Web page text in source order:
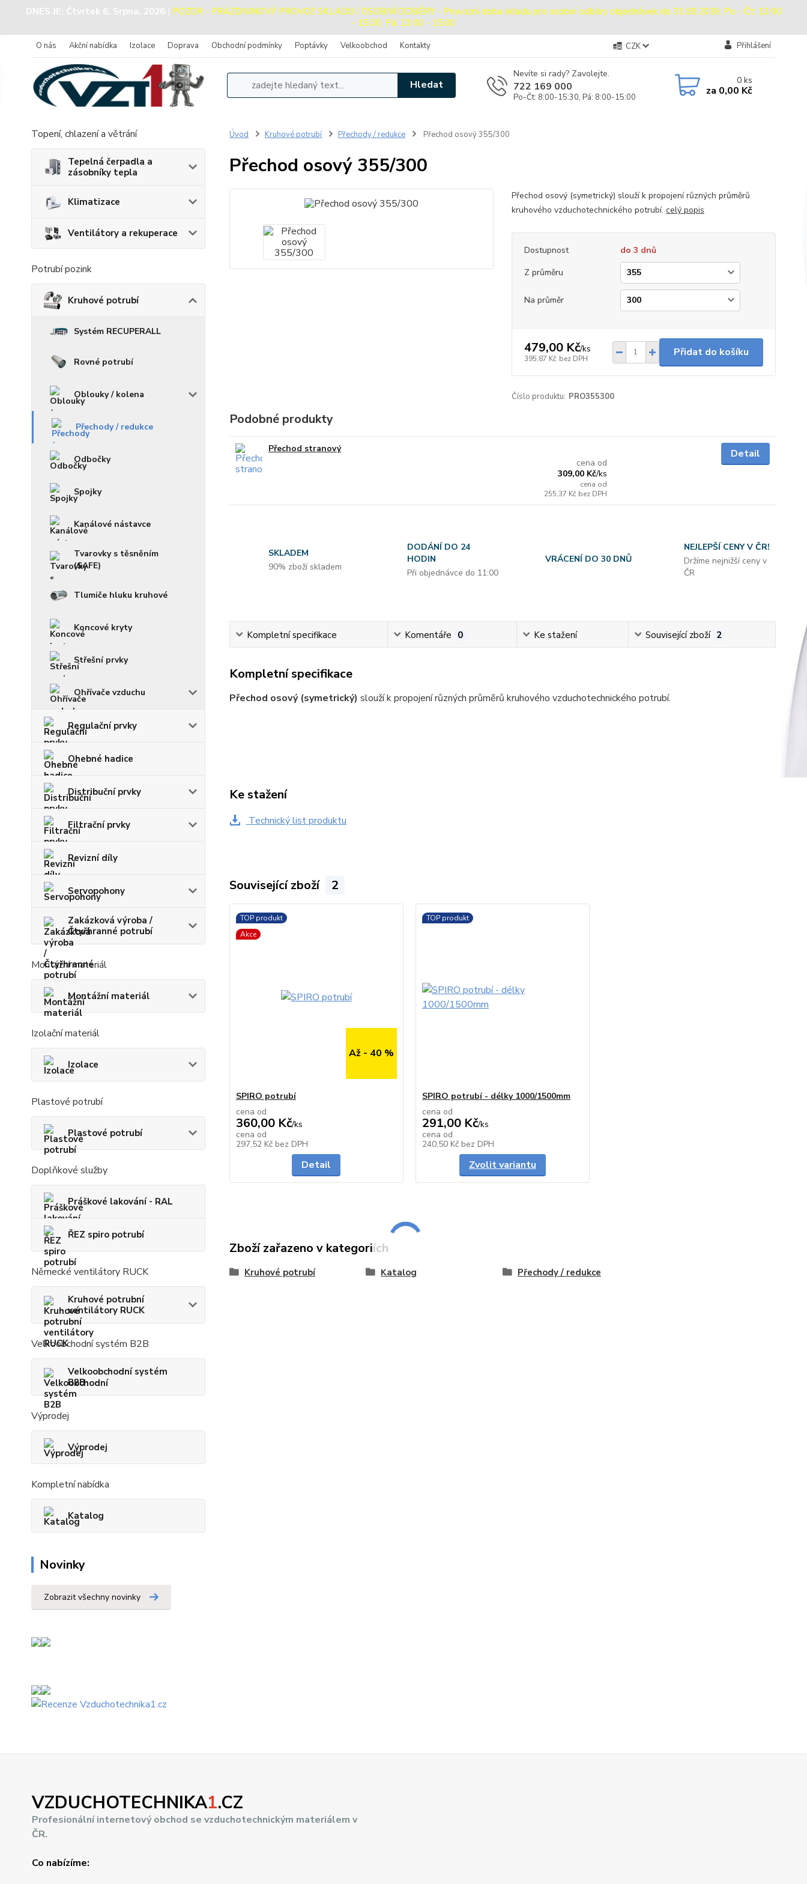
DNES JE: Čtvrtek 6. Srpna, 2026 | POZOR - PRÁZDNINOVÝ PROVOZ SKLADU / OSOBNÍ ODBĚRY - Provozní doba skladu pro osobní odběry objednávek do 31.08.2026: Po - Čt: 13:00
- 15:30, Pá: 13:00 - 15:00
O nás Akční nabídka Izolace Doprava Obchodní podmínky Poptávky Velkoobchod Kontakty CZK Přihlášení
Hledat
Nevíte si rady? Zavolejte.
722 169 000
Po-Čt: 8:00-15:30, Pá: 8:00-15:00
0ks
za 0,00 Kč
Topení, chlazení a větrání
Tepelná čerpadla a
zásobníky tepla
Klimatizace
Ventilátory a rekuperace
Potrubí pozink
Kruhové potrubí
Systém RECUPERALL
Rovné potrubí
Oblouky / kolena
Přechody / redukce
Odbočky
Spojky
Kanálové nástavce
Tvarovky s těsněním
(SAFE)
Tlumiče hluku kruhové
Koncové kryty
Střešní prvky
Ohřívače vzduchu
Regulační prvky
Ohebné hadice
Distribuční prvky
Filtrační prvky
Revizní díly
Servopohony
Zakázková výroba /
Čtyřhranné potrubí
Montážní materiál
Montážní materiál
Izolační materiál
Izolace
Plastové potrubí
Plastové potrubí
Doplňkové služby
Práškové lakování - RAL
ŘEZ spiro potrubí
Německé ventilátory RUCK
Kruhové potrubní
ventilátory RUCK
Velkoobchodní systém B2B
Velkoobchodní systém
B2B
Výprodej
Výprodej
Kompletní nabídka
Katalog
Novinky
Zobrazit všechny novinky
Úvod Kruhové potrubí Přechody / redukce Přechod osový 355/300
Přechod osový 355/300
Přechod osový (symetrický) slouží k propojení různých průměrů
kruhového vzduchotechnického potrubí. celý popis
Dostupnost
do 3 dnů
Z průměru
Na průměr
479,00 Kč/ks
395,87 Kč bez DPH
Přidat do košíku
Číslo produktu: PRO355300
Podobné produkty
Přechod stranový
cena od
309,00 Kč/ks
cena od
255,37 Kč bez DPH
Detail
SKLADEM
90% zboží skladem
DODÁNÍ DO 24
HODIN
Při objednávce do 11:00
VRÁCENÍ DO 30 DNŮ
NEJLEPŠÍ CENY V ČR!
Držíme nejnižší ceny v
ČR
Kompletní specifikace Komentáře 0 Ke stažení Související zboží 2
Kompletní specifikace
Přechod osový (symetrický) slouží k propojení různých průměrů kruhového vzduchotechnického potrubí.
Ke stažení
Technický list produktu
Související zboží 2
TOP produkt
Akce
Až - 40 %
SPIRO potrubí
cena od
360,00 Kč/ks
cena od
297,52 Kč bez DPH
Detail
TOP produkt
SPIRO potrubí - délky 1000/1500mm
cena od
291,00 Kč/ks
cena od
240,50 Kč bez DPH
Zvolit variantu
Zboží zařazeno v kategoriích
Kruhové potrubí Katalog Přechody / redukce
VZDUCHOTECHNIKA1.CZ
Profesionální internetový obchod se vzduchotechnickým materiálem v
ČR.
Co nabízíme: